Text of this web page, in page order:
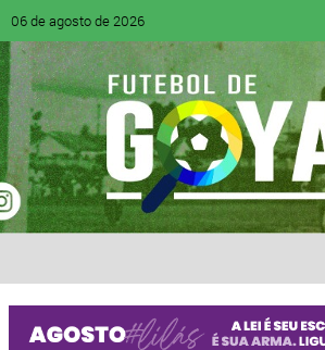
06 de agosto de 2026